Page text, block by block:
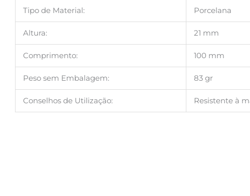
Tipo de Material: Porcelana
Altura: 21 mm
Comprimento: 100 mm
Peso sem Embalagem: 83 gr
Conselhos de Utilização: Resistente à